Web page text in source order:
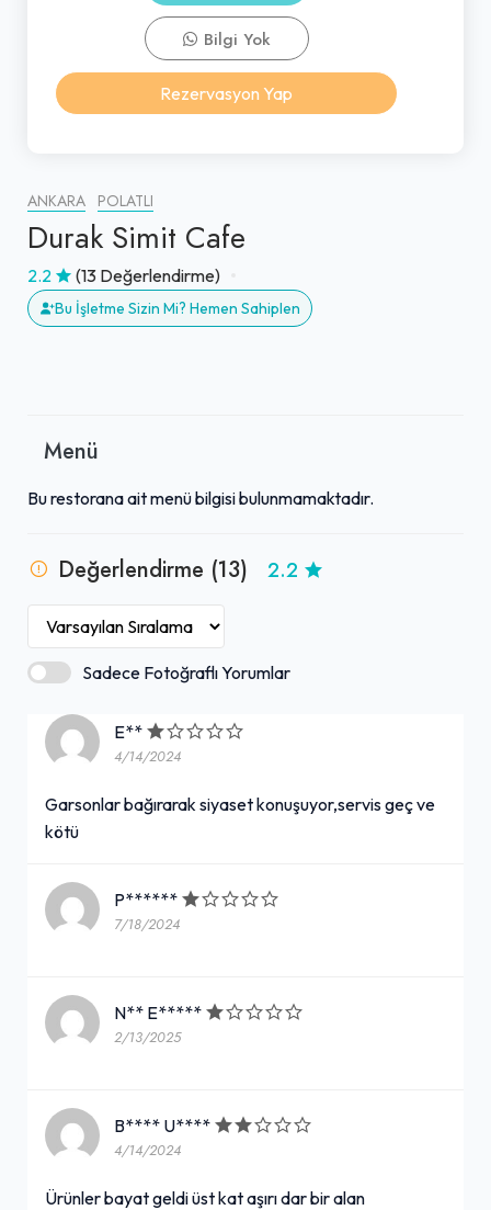
ANKARA POLATLI
Durak Simit Cafe
2.2 (13 Değerlendirme)
Bu İşletme Sizin Mi? Hemen Sahiplen
Menü
Bu restorana ait menü bilgisi bulunmamaktadır.
Değerlendirme (13) 2.2
Sadece Fotoğraflı Yorumlar
E**
4/14/2024
Garsonlar bağırarak siyaset konuşuyor,servis geç ve
kötü
P******
7/18/2024
N** E*****
2/13/2025
B**** U****
4/14/2024
Ürünler bayat geldi üst kat aşırı dar bir alan
Bilgi Yok
Rezervasyon Yap